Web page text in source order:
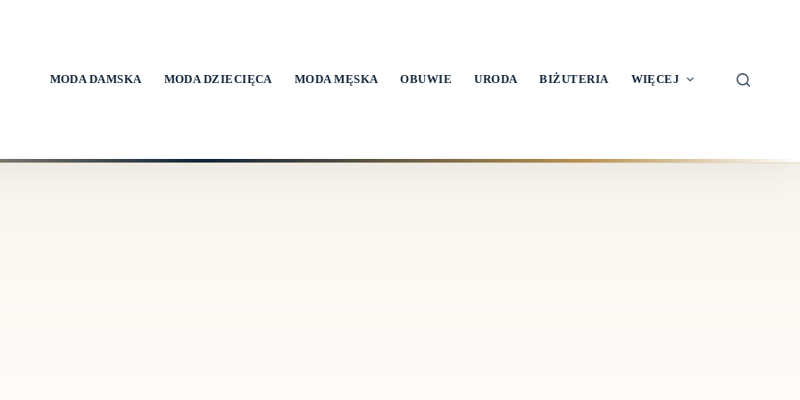
MODA DAMSKA MODA DZIECIĘCA MODA MĘSKA OBUWIE URODA BIŻUTERIA WIĘCEJ